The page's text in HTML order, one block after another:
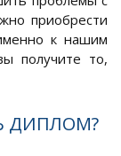
приобрести
к нашим
получите то,
ДИПЛОМ?